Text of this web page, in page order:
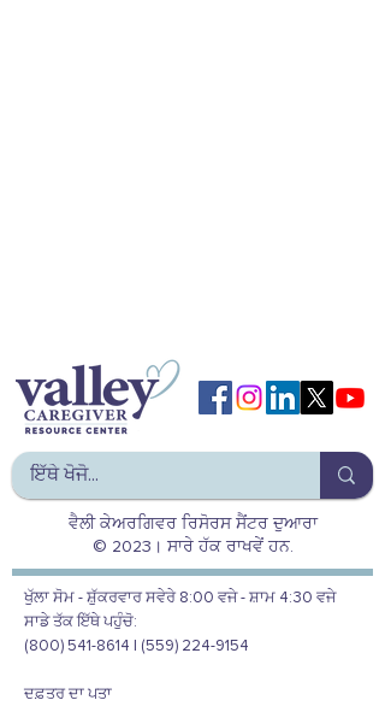
ਵੈਲੀ ਕੇਅਰਗਿਵਰ ਰਿਸੋਰਸ ਸੈਂਟਰ ਦੁਆਰਾ
© 2023। ਸਾਰੇ ਹੱਕ ਰਾਖਵੇਂ ਹਨ.
ਖੁੱਲਾ ਸੋਮ - ਸ਼ੁੱਕਰਵਾਰ ਸਵੇਰੇ 8:00 ਵਜੇ - ਸ਼ਾਮ 4:30 ਵਜੇ
ਸਾਡੇ ਤੱਕ ਇੱਥੇ ਪਹੁੰਚੋ:
(800) 541-8614 | (559) 224-9154
ਦਫ਼ਤਰ ਦਾ ਪਤਾ